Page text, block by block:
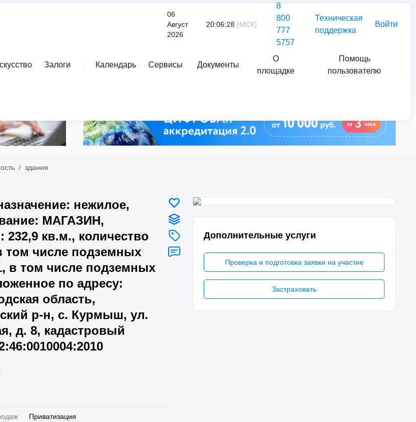
06
Август
2026
20:06:28 (МСК)
8
800
777
5757
Техническая
поддержка
Войти
Залоги Календарь Сервисы Документы
О
площадке
Помощь
пользователю
/ здания
Дополнительные услуги
Проверка и подготовка заявки на участие
Застраховать
нежилое,
МАГАЗИН,
232,9 кв.м., количество
том числе подземных
в том числе подземных
по адресу:
область,
р-н, с. Курмыш, ул.
д. 8, кадастровый
Приватизация